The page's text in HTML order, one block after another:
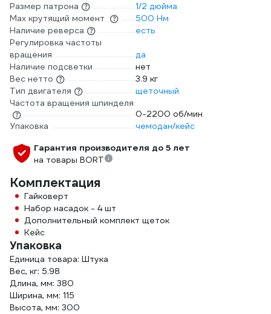
Размер патрона
1/2 дюйма
Max крутящий момент
500 Нм
Наличие реверса
есть
Регулировка частоты
вращения
да
Наличие подсветки
нет
Вес нетто
3.9 кг
Тип двигателя
щеточный
Частота вращения шпинделя
0-2200 об/мин
Упаковка
чемодан/кейс
Гарантия производителя до 5 лет
на товары BORT
Комплектация
Гайковерт
Набор насадок - 4 шт
Дополнительный комплект щеток
Кейс
Упаковка
Единица товара: Штука
Вес, кг: 5.98
Длина, мм: 380
Ширина, мм: 115
Высота, мм: 300